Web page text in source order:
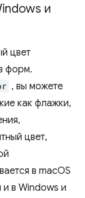
и
цвет
форм.
, вы можете
как флажки,
цвет,
в macOS
и в Windows и